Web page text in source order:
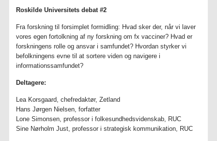
Roskilde Universitets debat #2
Fra forskning til forsimplet formidling: Hvad sker der, når vi laver
vores egen fortolkning af ny forskning om fx vacciner? Hvad er
forskningens rolle og ansvar i samfundet? Hvordan styrker vi
befolkningens evne til at sortere viden og navigere i
informationssamfundet?
Deltagere:
Lea Korsgaard, chefredaktør, Zetland
Hans Jørgen Nielsen, forfatter
Lone Simonsen, professor i folkesundhedsvidenskab, RUC
Sine Nørholm Just, professor i strategisk kommunikation, RUC